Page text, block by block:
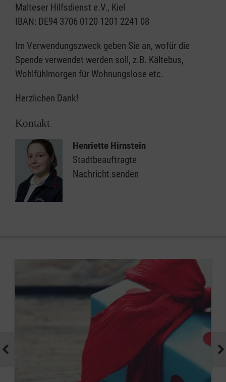
Malteser Hilfsdienst e.V., Kiel
IBAN: DE94 3706 0120 1201 2241 08
Im Verwendungszweck geben Sie an, wofür die
Spende verwendet werden soll, z.B. Kältebus,
Wohlfühlmorgen für Wohnungslose etc.
Herzlichen Dank!
Kontakt
Henriette Hirnstein
Stadtbeauftragte
Nachricht senden